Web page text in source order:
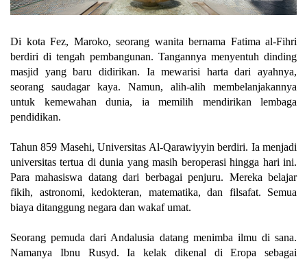
Di kota Fez, Maroko, seorang wanita bernama Fatima al-Fihri
berdiri di tengah pembangunan. Tangannya menyentuh dinding
masjid yang baru didirikan. Ia mewarisi harta dari ayahnya,
seorang saudagar kaya. Namun, alih-alih membelanjakannya
untuk kemewahan dunia, ia memilih mendirikan lembaga
pendidikan.
Tahun 859 Masehi, Universitas Al-Qarawiyyin berdiri. Ia menjadi
universitas tertua di dunia yang masih beroperasi hingga hari ini.
Para mahasiswa datang dari berbagai penjuru. Mereka belajar
fikih, astronomi, kedokteran, matematika, dan filsafat. Semua
biaya ditanggung negara dan wakaf umat.
Seorang pemuda dari Andalusia datang menimba ilmu di sana.
Namanya Ibnu Rusyd. Ia kelak dikenal di Eropa sebagai